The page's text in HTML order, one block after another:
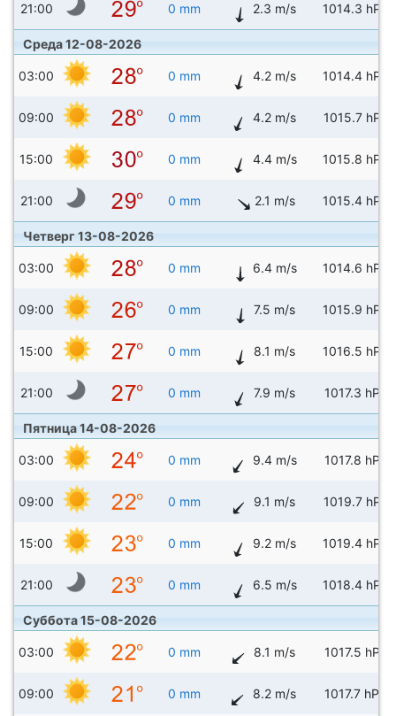
21:00 0 mm 2.3 m/s 1014.3 hPa
Среда 12-08-2026
03:00 0 mm 4.2 m/s 1014.4 hPa
09:00 0 mm 4.2 m/s 1015.7 hPa
15:00 0 mm 4.4 m/s 1015.8 hPa
21:00 0 mm 2.1 m/s 1015.4 hPa
Четверг 13-08-2026
03:00 0 mm 6.4 m/s 1014.6 hPa
09:00 0 mm 7.5 m/s 1015.9 hPa
15:00 0 mm 8.1 m/s 1016.5 hPa
21:00 0 mm 7.9 m/s 1017.3 hPa
Пятница 14-08-2026
03:00 0 mm 9.4 m/s 1017.8 hPa
09:00 0 mm 9.1 m/s 1019.7 hPa
15:00 0 mm 9.2 m/s 1019.4 hPa
21:00 0 mm 6.5 m/s 1018.4 hPa
Суббота 15-08-2026
03:00 0 mm 8.1 m/s 1017.5 hPa
09:00 0 mm 8.2 m/s 1017.7 hPa